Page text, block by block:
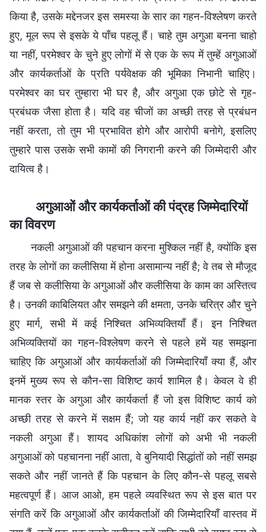
किया है, उसके मद्देनजर इस समस्या के सार का गहन-विश्लेषण करते
हुए, मूल रूप से इसके ये पाँच पहलू हैं। चाहे तुम अगुआ बनना चाहो
या नहीं, परमेश्वर के चुने हुए लोगों में से एक के रूप में तुम्हें अगुआओं
और कार्यकर्ताओं के प्रति पर्यवेक्षक की भूमिका निभानी चाहिए।
परमेश्वर का घर तुम्हारा भी घर है, और अगुआ एक छोटे से गृह-
प्रबंधक जैसा होता है। यदि वह चीजों का अच्छी तरह से प्रबंधन
नहीं करता, तो तुम भी प्रभावित होगे और आरोपी बनोगे, इसलिए
तुम्हारे पास उसके सभी कामों की निगरानी करने की जिम्मेदारी और
दायित्व है।
अगुआओं और कार्यकर्ताओं की पंद्रह जिम्मेदारियों
का विवरण
नकली अगुआओं की पहचान करना मुश्किल नहीं है, क्योंकि इस
तरह के लोगों का कलीसिया में होना असामान्य नहीं है; वे तब से मौजूद
हैं जब से कलीसिया के अगुआओं और कलीसिया के काम का अस्तित्व
है। उनकी काबिलियत और समझने की क्षमता, उनके चरित्र और चुने
हुए मार्ग, सभी में कई निश्चित अभिव्यक्तियाँ हैं। इन निश्चित
अभिव्यक्तियों का गहन-विश्लेषण करने से पहले हमें यह समझना
चाहिए कि अगुआओं और कार्यकर्ताओं की जिम्मेदारियाँ क्या हैं, और
इनमें मुख्य रूप से कौन-सा विशिष्ट कार्य शामिल है। केवल वे ही
मानक स्तर के अगुआ और कार्यकर्ता हैं जो इस विशिष्ट कार्य को
अच्छी तरह से करने में सक्षम हैं; जो यह कार्य नहीं कर सकते वे
नकली अगुआ हैं। शायद अधिकांश लोगों को अभी भी नकली
अगुआओं को पहचानना नहीं आता, वे बुनियादी सिद्धांतों को नहीं समझ
सकते और नहीं जानते हैं कि पहचान के लिए कौन-से पहलू सबसे
महत्वपूर्ण हैं। आज आओ, हम पहले व्यवस्थित रूप से इस बात पर
संगति करें कि अगुआओं और कार्यकर्ताओं की जिम्मेदारियाँ वास्तव में